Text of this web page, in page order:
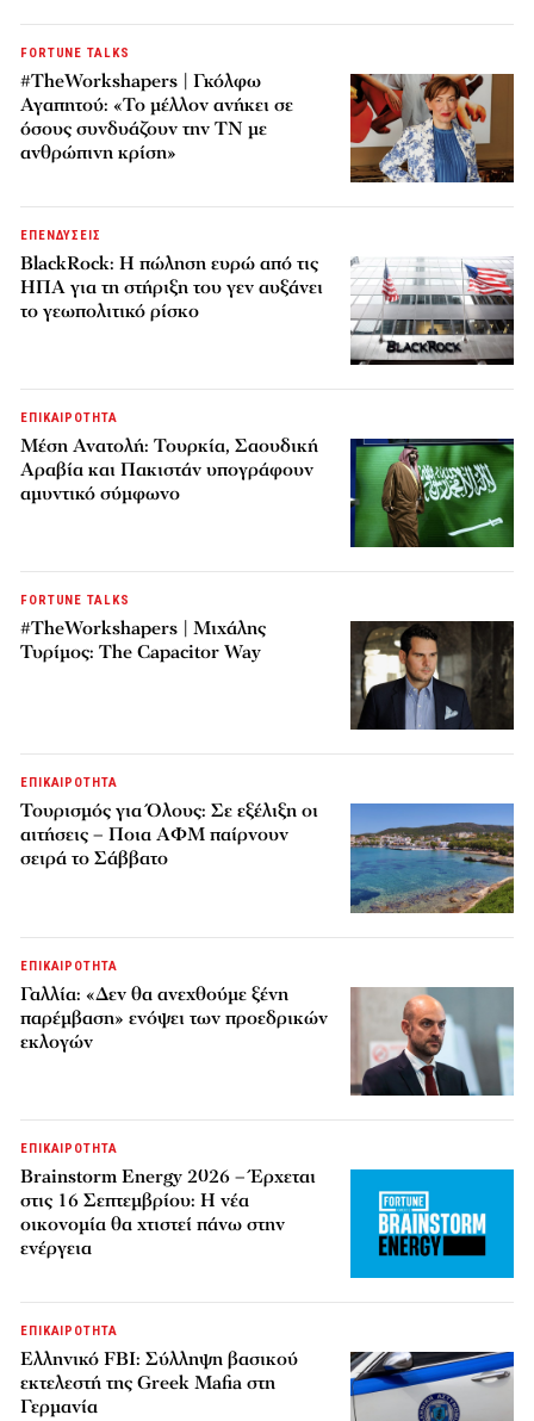
FORTUNE TALKS
#TheWorkshapers | Γκόλφω
Αγαπητού: «Το μέλλον ανήκει σε
όσους συνδυάζουν την ΤΝ με
ανθρώπινη κρίση»
ΕΠΕΝΔΥΣΕΙΣ
BlackRock: Η πώληση ευρώ από τις
ΗΠΑ για τη στήριξη του γεν αυξάνει
το γεωπολιτικό ρίσκο
ΕΠΙΚΑΙΡΟΤΗΤΑ
Μέση Ανατολή: Τουρκία, Σαουδική
Αραβία και Πακιστάν υπογράφουν
αμυντικό σύμφωνο
FORTUNE TALKS
#TheWorkshapers | Μιχάλης
Τυρίμος: The Capacitor Way
ΕΠΙΚΑΙΡΟΤΗΤΑ
Τουρισμός για Όλους: Σε εξέλιξη οι
αιτήσεις – Ποια ΑΦΜ παίρνουν
σειρά το Σάββατο
ΕΠΙΚΑΙΡΟΤΗΤΑ
Γαλλία: «Δεν θα ανεχθούμε ξένη
παρέμβαση» ενόψει των προεδρικών
εκλογών
ΕΠΙΚΑΙΡΟΤΗΤΑ
Brainstorm Energy 2026 – Έρχεται
στις 16 Σεπτεμβρίου: Η νέα
οικονομία θα χτιστεί πάνω στην
ενέργεια
ΕΠΙΚΑΙΡΟΤΗΤΑ
Ελληνικό FBI: Σύλληψη βασικού
εκτελεστή της Greek Mafia στη
Γερμανία